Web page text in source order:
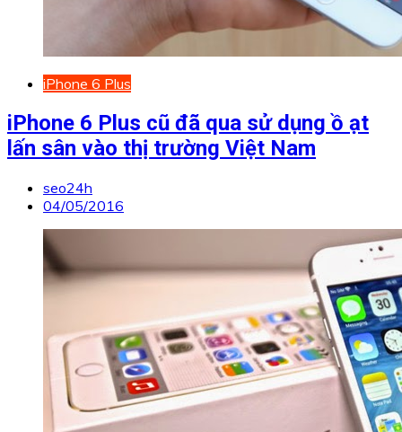
iPhone 6 Plus
iPhone 6 Plus cũ đã qua sử dụng ồ ạt
lấn sân vào thị trường Việt Nam
seo24h
04/05/2016